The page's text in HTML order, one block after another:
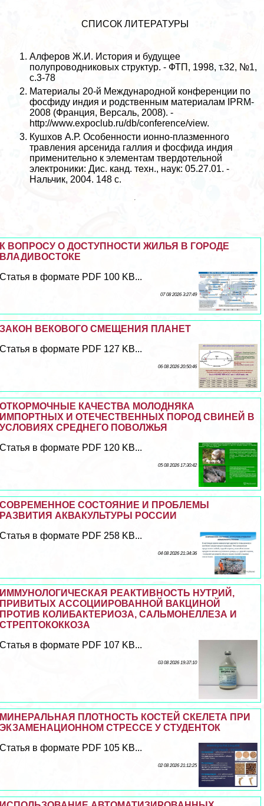
СПИСОК ЛИТЕРАТУРЫ
Алферов Ж.И. История и будущее
полупроводниковых структур. - ФТП, 1998, т.32, №1,
с.3-78
Материалы 20-й Международной конференции по
фосфиду индия и родственным материалам IPRM-
2008 (Франция, Версаль, 2008). -
http://www.expoclub.ru/db/conference/view.
Кушхов А.Р. Особенности ионно-плазменного
травления арсенида галлия и фосфида индия
применительно к элементам твердотельной
электроники: Дис. канд. техн., наук: 05.27.01. -
Нальчик, 2004. 148 с.
К ВОПРОСУ О ДОСТУПНОСТИ ЖИЛЬЯ В ГОРОДЕ
ВЛАДИВОСТОКЕ
Статья в формате PDF 100 KB...
07 08 2026 3:27:49
ЗАКОН ВЕКОВОГО СМЕЩЕНИЯ ПЛАНЕТ
Статья в формате PDF 127 KB...
06 08 2026 20:50:46
ОТКОРМОЧНЫЕ КАЧЕСТВА МОЛОДНЯКА
ИМПОРТНЫХ И ОТЕЧЕСТВЕННЫХ ПОРОД СВИНЕЙ В
УСЛОВИЯХ СРЕДНЕГО ПОВОЛЖЬЯ
Статья в формате PDF 120 KB...
05 08 2026 17:30:42
СОВРЕМЕННОЕ СОСТОЯНИЕ И ПРОБЛЕМЫ
РАЗВИТИЯ АКВАКУЛЬТУРЫ РОССИИ
Статья в формате PDF 258 KB...
04 08 2026 21:34:36
ИММУНОЛОГИЧЕСКАЯ РЕАКТИВНОСТЬ НУТРИЙ,
ПРИВИТЫХ АССОЦИИРОВАННОЙ ВАКЦИНОЙ
ПРОТИВ КОЛИБАКТЕРИОЗА, САЛЬМОНЕЛЛЕЗА И
СТРЕПТОКОККОЗА
Статья в формате PDF 107 KB...
03 08 2026 19:37:10
МИНЕРАЛЬНАЯ ПЛОТНОСТЬ КОСТЕЙ СКЕЛЕТА ПРИ
ЭКЗАМЕНАЦИОННОМ СТРЕССЕ У СТУДЕНТОК
Статья в формате PDF 105 KB...
02 08 2026 21:12:25